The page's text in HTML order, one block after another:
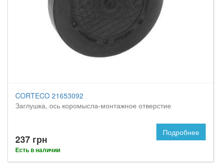
CORTECO 21653092
Заглушка, ось коромысла-монтажное отверстие
237 грн
Есть в наличии
Подробнее